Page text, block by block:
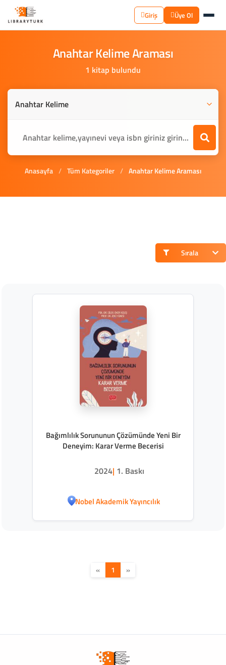
Giriş Üye Ol
AnahtarKelimeAraması
1 kitap bulundu
Anasayfa / Tüm Kategoriler / Anahtar Kelime Araması
Sırala
Bağımlılık Sorununun Çözümünde Yeni Bir
Deneyim: Karar Verme Becerisi
2024| 1. Baskı
Nobel Akademik Yayıncılık
« 1 »